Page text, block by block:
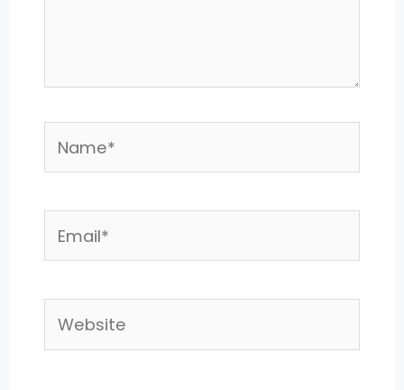
Email*
Website